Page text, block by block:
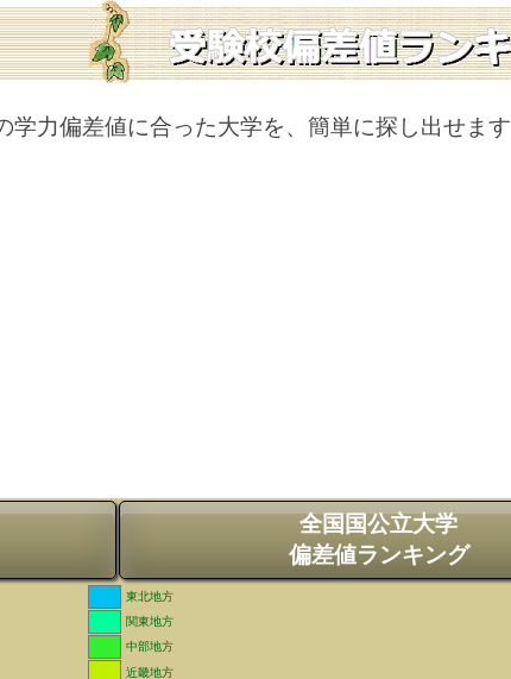
学力偏差値に合った大学を、簡単に探し出せます
全国国公立大学
偏差値ランキング
東北地方
関東地方
中部地方
近畿地方